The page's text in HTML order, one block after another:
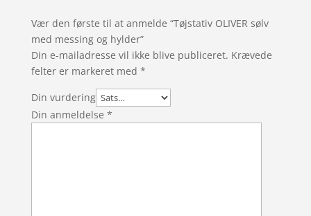
Vær den første til at anmelde “Tøjstativ OLIVER sølv
med messing og hylder”
Din e-mailadresse vil ikke blive publiceret. Krævede
felter er markeret med *
Din vurdering
Din anmeldelse *